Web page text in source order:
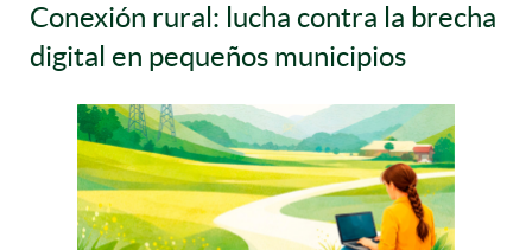
Conexión rural: lucha contra la brecha
digital en pequeños municipios